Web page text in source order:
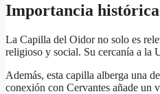
Importancia
La Capilla del Oidor no solo es
religioso y social. Su cercanía a la
Además, esta capilla alberga una
conexión con Cervantes añade un